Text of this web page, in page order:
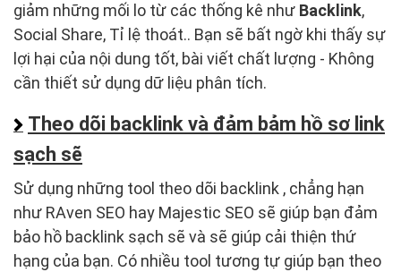
giảm những mối lo từ các thống kê như Backlink,
Social Share, Tỉ lệ thoát.. Bạn sẽ bất ngờ khi thấy sự
lợi hại của nội dung tốt, bài viết chất lượng - Không
cần thiết sử dụng dữ liệu phân tích.
Theo dõi backlink và đảm bảm hồ sơ link
sạch sẽ
Sử dụng những tool theo dõi backlink , chẳng hạn
như RAven SEO hay Majestic SEO sẽ giúp bạn đảm
bảo hồ backlink sạch sẽ và sẽ giúp cải thiện thứ
hạng của bạn. Có nhiều tool tương tự giúp bạn theo